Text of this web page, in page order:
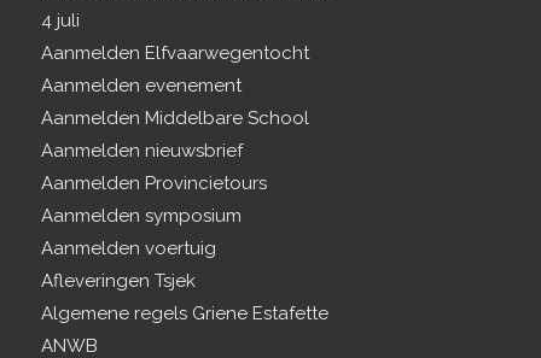
4 juli
Aanmelden Elfvaarwegentocht
Aanmelden evenement
Aanmelden Middelbare School
Aanmelden nieuwsbrief
Aanmelden Provincietours
Aanmelden symposium
Aanmelden voertuig
Afleveringen Tsjek
Algemene regels Griene Estafette
ANWB